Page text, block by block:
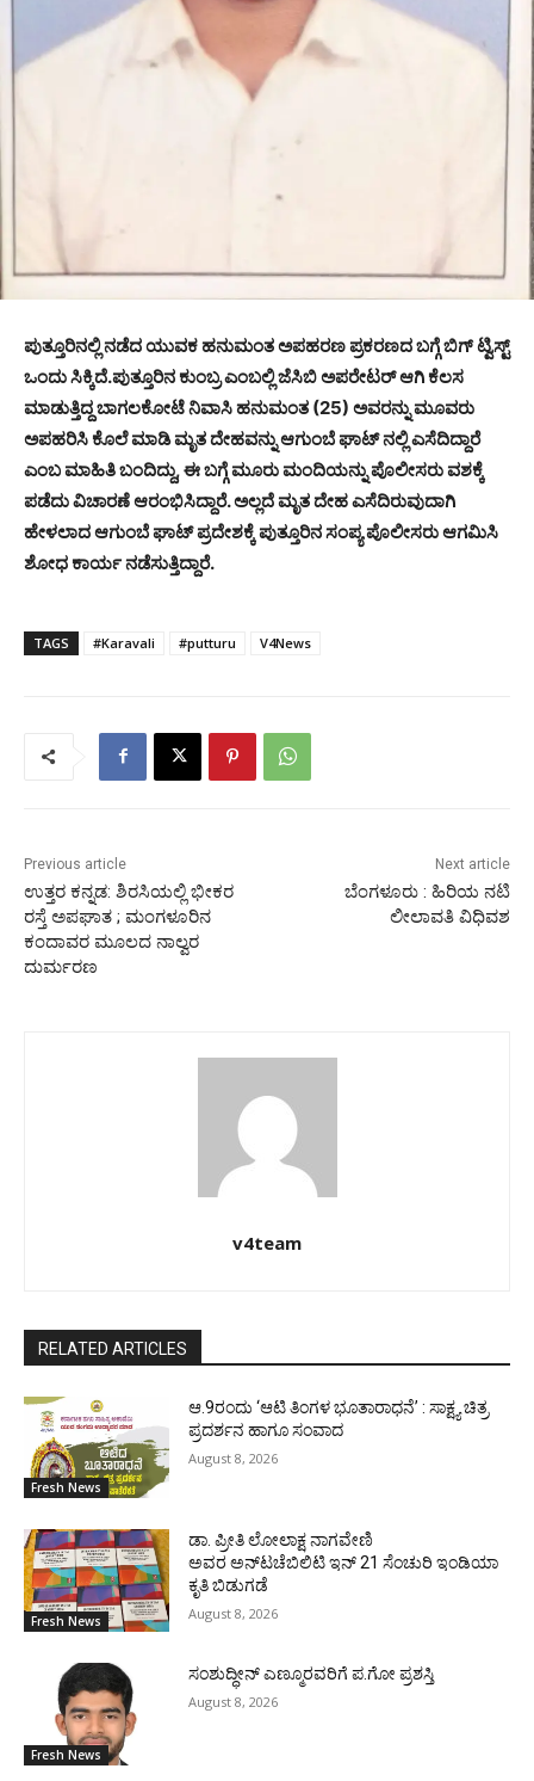
ಪುತ್ತೂರಿನಲ್ಲಿ ನಡೆದ ಯುವಕ ಹನುಮಂತ ಅಪಹರಣ ಪ್ರಕರಣದ ಬಗ್ಗೆ ಬಿಗ್ ಟ್ವಿಸ್ಟ್
ಒಂದು ಸಿಕ್ಕಿದೆ.ಪುತ್ತೂರಿನ ಕುಂಬ್ರ ಎಂಬಲ್ಲಿ ಜೆಸಿಬಿ ಅಪರೇಟರ್ ಆಗಿ ಕೆಲಸ
ಮಾಡುತ್ತಿದ್ದ ಬಾಗಲಕೋಟೆ ನಿವಾಸಿ ಹನುಮಂತ (25) ಅವರನ್ನು ಮೂವರು
ಅಪಹರಿಸಿ ಕೊಲೆ ಮಾಡಿ ಮೃತ ದೇಹವನ್ನು ಆಗುಂಬೆ ಘಾಟ್ ನಲ್ಲಿ ಎಸೆದಿದ್ದಾರೆ
ಎಂಬ ಮಾಹಿತಿ ಬಂದಿದ್ದು, ಈ ಬಗ್ಗೆ ಮೂರು ಮಂದಿಯನ್ನು ಪೊಲೀಸರು ವಶಕ್ಕೆ
ಪಡೆದು ವಿಚಾರಣೆ ಆರಂಭಿಸಿದ್ದಾರೆ. ಅಲ್ಲದೆ ಮೃತ ದೇಹ ಎಸೆದಿರುವುದಾಗಿ
ಹೇಳಲಾದ ಆಗುಂಬೆ ಘಾಟ್ ಪ್ರದೇಶಕ್ಕೆ ಪುತ್ತೂರಿನ ಸಂಪ್ಯ ಪೊಲೀಸರು ಆಗಮಿಸಿ
ಶೋಧ ಕಾರ್ಯ ನಡೆಸುತ್ತಿದ್ದಾರೆ.
TAGS #Karavali #putturu V4News
Previous article
ಉತ್ತರ ಕನ್ನಡ: ಶಿರಸಿಯಲ್ಲಿ ಭೀಕರ
ರಸ್ತೆ ಅಪಘಾತ ; ಮಂಗಳೂರಿನ
ಕಂದಾವರ ಮೂಲದ ನಾಲ್ವರ
ದುರ್ಮರಣ
Next article
ಬೆಂಗಳೂರು : ಹಿರಿಯ ನಟಿ
ಲೀಲಾವತಿ ವಿಧಿವಶ
v4team
RELATED ARTICLES
Fresh News
ಆ.9ರಂದು ‘ಆಟಿ ತಿಂಗಳ ಭೂತಾರಾಧನೆ’ : ಸಾಕ್ಷ್ಯ ಚಿತ್ರ
ಪ್ರದರ್ಶನ ಹಾಗೂ ಸಂವಾದ
August 8, 2026
Fresh News
ಡಾ. ಪ್ರೀತಿ ಲೋಲಾಕ್ಷ ನಾಗವೇಣಿ
ಅವರ ಅನ್‌ಟಚೆಬಿಲಿಟಿ ಇನ್ 21 ಸೆಂಚುರಿ ಇಂಡಿಯಾ
ಕೃತಿ ಬಿಡುಗಡೆ
August 8, 2026
Fresh News
ಸಂಶುದ್ಧೀನ್ ಎಣ್ಮೂರವರಿಗೆ ಪ.ಗೋ ಪ್ರಶಸ್ತಿ
August 8, 2026